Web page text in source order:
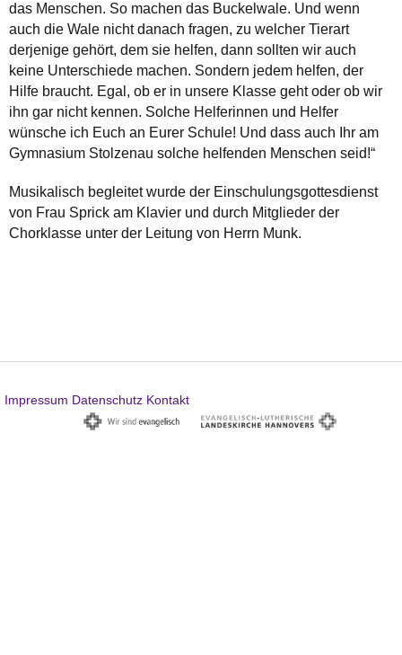
das Menschen. So machen das Buckelwale. Und wenn
auch die Wale nicht danach fragen, zu welcher Tierart
derjenige gehört, dem sie helfen, dann sollten wir auch
keine Unterschiede machen. Sondern jedem helfen, der
Hilfe braucht. Egal, ob er in unsere Klasse geht oder ob wir
ihn gar nicht kennen. Solche Helferinnen und Helfer
wünsche ich Euch an Eurer Schule! Und dass auch Ihr am
Gymnasium Stolzenau solche helfenden Menschen seid!“
Musikalisch begleitet wurde der Einschulungsgottesdienst
von Frau Sprick am Klavier und durch Mitglieder der
Chorklasse unter der Leitung von Herrn Munk.
Impressum Datenschutz Kontakt